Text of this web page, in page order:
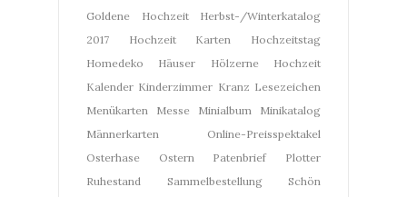
Goldene Hochzeit
Herbst-/Winterkatalog
2017
Hochzeit Karten
Hochzeitstag
Homedeko
Häuser
Hölzerne Hochzeit
Kalender Kinderzimmer Kranz Lesezeichen
Menükarten
Messe Minialbum
Minikatalog
Männerkarten
Online-Preisspektakel
Osterhase
Ostern Patenbrief
Plotter
Ruhestand
Sammelbestellung
Schön